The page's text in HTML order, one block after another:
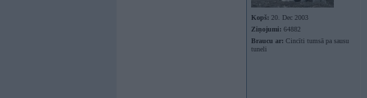
Kopš: 20. Dec 2003
Ziņojumi: 64882
Braucu ar: Cincīti tumsā pa sausu
tuneli